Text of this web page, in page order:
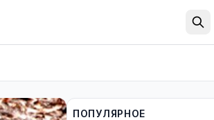
ПОПУЛЯРНОЕ